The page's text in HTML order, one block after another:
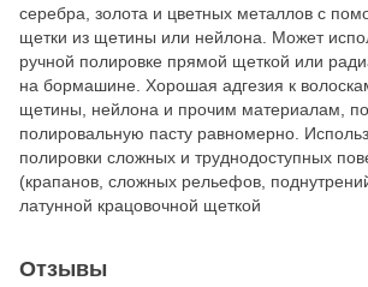
серебра, золота и цветных металлов с
щетки из щетины или нейлона. Может
ручной полировке прямой щеткой или
на бормашине. Хорошая адгезия к
щетины, нейлона и прочим материалам,
полировальную пасту равномерно.
полировки сложных и труднодоступных
(крапанов, сложных рельефов,
латунной крацовочной щеткой
Отзывы